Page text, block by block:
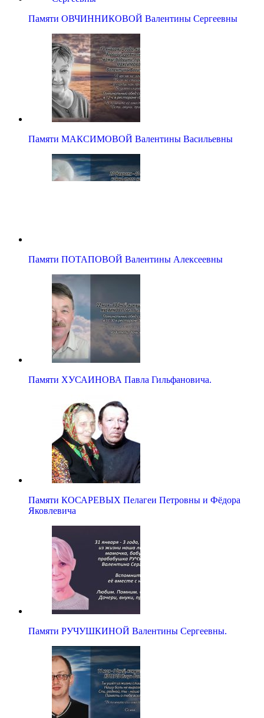
Памяти ОВЧИННИКОВОЙ Валентины Сергеевны
Памяти МАКСИМОВОЙ Валентины Васильевны
Памяти ПОТАПОВОЙ Валентины Алексеевны
Памяти ХУСАИНОВА Павла Гильфановича.
Памяти КОСАРЕВЫХ Пелагеи Петровны и Фёдора
Яковлевича
Памяти РУЧУШКИНОЙ Валентины Сергеевны.